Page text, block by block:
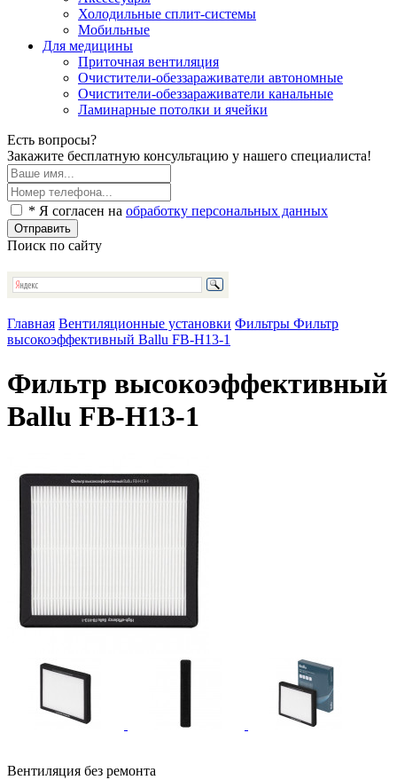
Холодильные сплит-системы
Мобильные
Для медицины
Приточная вентиляция
Очистители-обеззараживатели автономные
Очистители-обеззараживатели канальные
Ламинарные потолки и ячейки
Есть вопросы?
Закажите бесплатную консультацию у нашего специалиста!
* Я согласен на обработку персональных данных
Отправить
Поиск по сайту
Главная Вентиляционные установки Фильтры Фильтр
высокоэффективный Ballu FB-H13-1
Фильтр высокоэффективный
Ballu FB-H13-1
Вентиляция без ремонта